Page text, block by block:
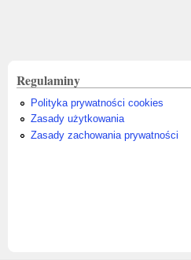
Regulaminy
Polityka prywatności cookies
Zasady użytkowania
Zasady zachowania prywatności